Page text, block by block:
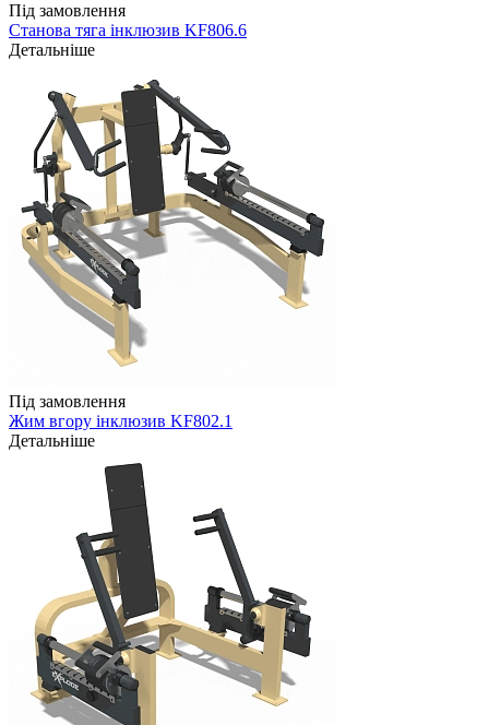
Під замовлення
Станова тяга інклюзив KF806.6
Детальніше
Під замовлення
Жим вгору інклюзив KF802.1
Детальніше